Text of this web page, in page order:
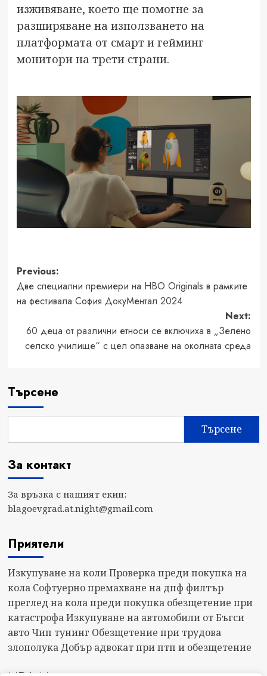
изживяване, което ще помогне за
разширяване на използването на
платформата от смарт и гейминг
монитори на трети страни.
Post
navigation
Previous:
Две специални премиери на HBO Originals в рамките
на фестивала София ДокуМентал 2024
Next:
60 деца от различни етноси се включиха в „Зелено
селско училище“ с цел опазване на околната среда
Търсене
Търсене
За контакт
За връзка с нашият екип:
blagoevgrad.at.night@gmail.com
Приятели
Изкупуване на коли Проверка преди покупка на
кола Софтуерно премахване на дпф филтър
преглед на кола преди покупка обезщетение при
катастрофа Изкупуване на автомобили от Бъгси
авто Чип тунинг Обезщетение при трудова
злополука Добър адвокат при птп и обезщетение